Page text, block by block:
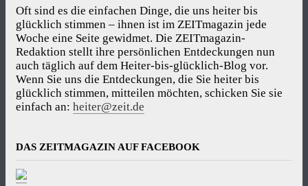
Oft sind es die einfachen Dinge, die uns heiter bis
glücklich stimmen – ihnen ist im ZEITmagazin jede
Woche eine Seite gewidmet. Die ZEITmagazin-
Redaktion stellt ihre persönlichen Entdeckungen nun
auch täglich auf dem Heiter-bis-glücklich-Blog vor.
Wenn Sie uns die Entdeckungen, die Sie heiter bis
glücklich stimmen, mitteilen möchten, schicken Sie sie
einfach an: heiter@zeit.de
DAS ZEITMAGAZIN AUF FACEBOOK